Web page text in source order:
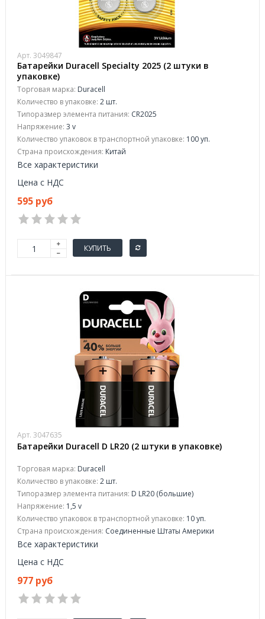
Арт. 3049847
Батарейки Duracell Specialty 2025 (2 штуки в
упаковке)
Торговая марка: Duracell
Количество в упаковке: 2 шт.
Типоразмер элемента питания: CR2025
Напряжение: 3 v
Количество упаковок в транспортной упаковке: 100 уп.
Страна происхождения: Китай
Все характеристики
Цена с НДС
595 руб
КУПИТЬ
Арт. 3047635
Батарейки Duracell D LR20 (2 штуки в упаковке)
Торговая марка: Duracell
Количество в упаковке: 2 шт.
Типоразмер элемента питания: D LR20 (большие)
Напряжение: 1,5 v
Количество упаковок в транспортной упаковке: 10 уп.
Страна происхождения: Соединенные Штаты Америки
Все характеристики
Цена с НДС
977 руб